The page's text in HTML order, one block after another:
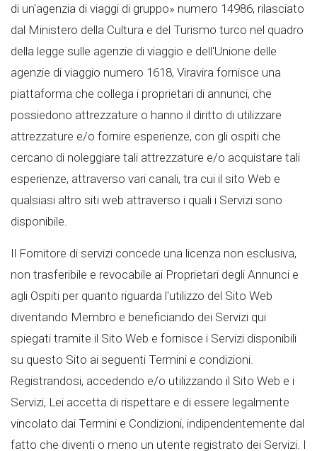
di un'agenzia di viaggi di gruppo» numero 14986, rilasciato
dal Ministero della Cultura e del Turismo turco nel quadro
della legge sulle agenzie di viaggio e dell'Unione delle
agenzie di viaggio numero 1618, Viravira fornisce una
piattaforma che collega i proprietari di annunci, che
possiedono attrezzature o hanno il diritto di utilizzare
attrezzature e/o fornire esperienze, con gli ospiti che
cercano di noleggiare tali attrezzature e/o acquistare tali
esperienze, attraverso vari canali, tra cui il sito Web e
qualsiasi altro siti web attraverso i quali i Servizi sono
disponibile.
Il Fornitore di servizi concede una licenza non esclusiva,
non trasferibile e revocabile ai Proprietari degli Annunci e
agli Ospiti per quanto riguarda l'utilizzo del Sito Web
diventando Membro e beneficiando dei Servizi qui
spiegati tramite il Sito Web e fornisce i Servizi disponibili
su questo Sito ai seguenti Termini e condizioni.
Registrandosi, accedendo e/o utilizzando il Sito Web e i
Servizi, Lei accetta di rispettare e di essere legalmente
vincolato dai Termini e Condizioni, indipendentemente dal
fatto che diventi o meno un utente registrato dei Servizi. I